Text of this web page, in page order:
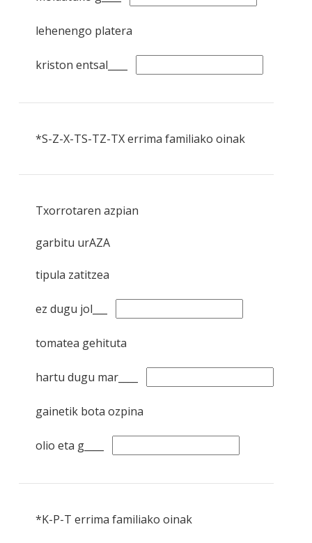
lehenengo platera
kriston entsal____
*S-Z-X-TS-TZ-TX errima familiako oinak
Txorrotaren azpian
garbitu urAZA
tipula zatitzea
ez dugu jol___
tomatea gehituta
hartu dugu mar____
gainetik bota ozpina
olio eta g____
*K-P-T errima familiako oinak